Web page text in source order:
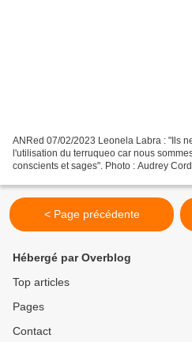
ANRed 07/02/2023 Leonela Labra : "Ils
l'utilisation du terruqueo car nous
conscients et sages". Photo : Audrey
< Page précédente
Hébergé par Overblog
Top articles
Pages
Contact